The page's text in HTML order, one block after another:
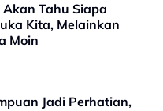
Tahu Siapa
Kita, Melainkan
Moin
Jadi Perhatian,